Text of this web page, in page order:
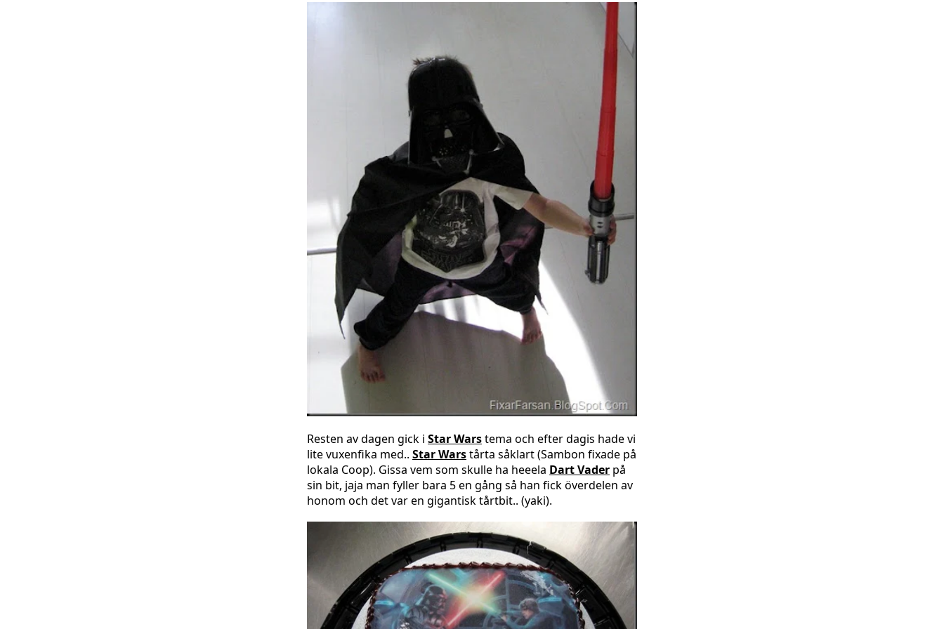
Resten av dagen gick i Star Warstema och efter dagis hade vi
lite vuxenfika med.. Star Warstårta såklart (Sambon fixade på
lokala Coop). Gissa vem som skulle ha heeela Dart Vader på
sin bit, jaja man fyller bara 5 en gång så han fick överdelen av
honom och det var en gigantisk tårtbit.. (yaki).